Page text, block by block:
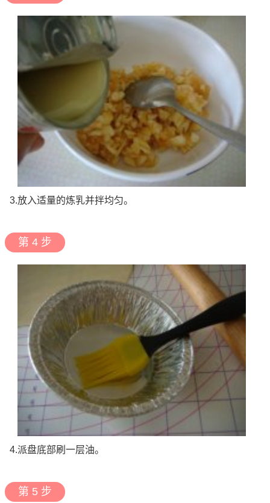
3.放入适量的炼乳并拌均匀。
第 4 步
4.派盘底部刷一层油。
第 5 步